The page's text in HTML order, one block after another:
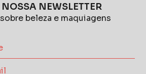
NEWSLETTER
beleza e maquiagens